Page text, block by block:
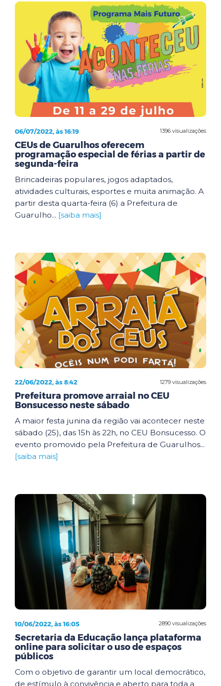
1396 visualizações
06/07/2022, às 16:19
CEUs de Guarulhos oferecem
programação especial de férias a partir de
segunda-feira
Brincadeiras populares, jogos adaptados,
atividades culturais, esportes e muita animação. A
partir desta quarta-feira (6) a Prefeitura de
Guarulho... [saiba mais]
1279 visualizações
22/06/2022, às 8:42
Prefeitura promove arraial no CEU
Bonsucesso neste sábado
A maior festa junina da região vai acontecer neste
sábado (25), das 15h às 22h, no CEU Bonsucesso. O
evento promovido pela Prefeitura de Guarulhos...
[saiba mais]
2890 visualizações
10/06/2022, às 16:05
Secretaria da Educação lança plataforma
online para solicitar o uso de espaços
públicos
Com o objetivo de garantir um local democrático,
de estímulo à convivência e aberto para toda a